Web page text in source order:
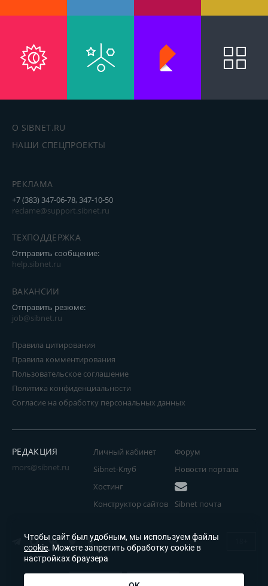
О SIBNET.RU
НАШИ СПЕЦПРОЕКТЫ
РЕКЛАМА
+7 (383) 347-06-78, 347-10-50
reclame@support.sibnet.ru
ТЕХПОДДЕРЖКА
Отправить сообщение:
help.sibnet.ru
ВАКАНСИИ
Отправить резюме:
job@sibnet.ru
Правила цитирования
Правила комментирования
Пользовательское соглашение
Политика конфиденциальности
Согласие на обработку персональных данных
РЕДАКЦИЯ
mors@sibnet.ru
Личный кабинет
Sibnet-Клуб
Форум
Новости портала
Хостинг
Конструктор сайтов
Sibnet почта
Чтобы сайт был удобным, мы используем файлы
cookie. Можете запретить обработку cookie в
настройках браузера